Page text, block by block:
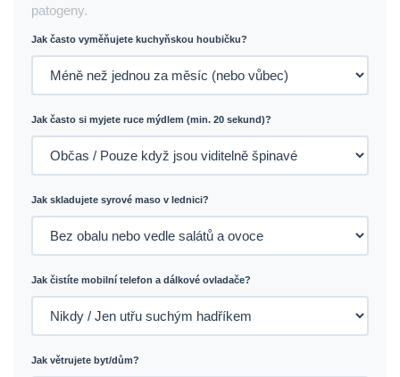
patogeny.
Jak často vyměňujete kuchyňskou houbičku?
Jak často si myjete ruce mýdlem (min. 20 sekund)?
Jak skladujete syrové maso v lednici?
Jak čistíte mobilní telefon a dálkové ovladače?
Jak větrujete byt/dům?